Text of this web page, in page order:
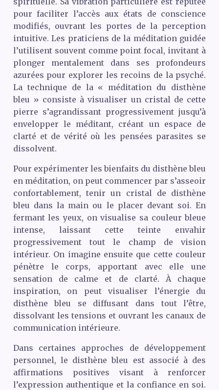
pour faciliter l’accès aux états de conscience
modifiés, ouvrant les portes de la perception
intuitive. Les praticiens de la méditation guidée
l’utilisent souvent comme point focal, invitant à
plonger mentalement dans ses profondeurs
azurées pour explorer les recoins de la psyché.
La technique de la « méditation du disthène
bleu » consiste à visualiser un cristal de cette
pierre s’agrandissant progressivement jusqu’à
envelopper le méditant, créant un espace de
clarté et de vérité où les pensées parasites se
dissolvent.
Pour expérimenter les bienfaits du disthène bleu
en méditation, on peut commencer par s’asseoir
confortablement, tenir un cristal de disthène
bleu dans la main ou le placer devant soi. En
fermant les yeux, on visualise sa couleur bleue
intense, laissant cette teinte envahir
progressivement tout le champ de vision
intérieur. On imagine ensuite que cette couleur
pénètre le corps, apportant avec elle une
sensation de calme et de clarté. À chaque
inspiration, on peut visualiser l’énergie du
disthène bleu se diffusant dans tout l’être,
dissolvant les tensions et ouvrant les canaux de
communication intérieure.
Dans certaines approches de développement
personnel, le disthène bleu est associé à des
affirmations positives visant à renforcer
l’expression authentique et la confiance en soi.